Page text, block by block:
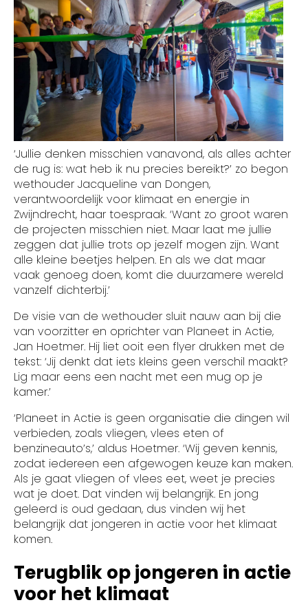
‘Jullie denken misschien vanavond, als alles achter
de rug is: wat heb ik nu precies bereikt?’ zo begon
wethouder Jacqueline van Dongen,
verantwoordelijk voor klimaat en energie in
Zwijndrecht, haar toespraak. ‘Want zo groot waren
de projecten misschien niet. Maar laat me jullie
zeggen dat jullie trots op jezelf mogen zijn. Want
alle kleine beetjes helpen. En als we dat maar
vaak genoeg doen, komt die duurzamere wereld
vanzelf dichterbij.’
De visie van de wethouder sluit nauw aan bij die
van voorzitter en oprichter van Planeet in Actie,
Jan Hoetmer. Hij liet ooit een flyer drukken met de
tekst: ‘Jij denkt dat iets kleins geen verschil maakt?
Lig maar eens een nacht met een mug op je
kamer.’
‘Planeet in Actie is geen organisatie die dingen wil
verbieden, zoals vliegen, vlees eten of
benzineauto’s,’ aldus Hoetmer. ‘Wij geven kennis,
zodat iedereen een afgewogen keuze kan maken.
Als je gaat vliegen of vlees eet, weet je precies
wat je doet. Dat vinden wij belangrijk. En jong
geleerd is oud gedaan, dus vinden wij het
belangrijk dat jongeren in actie voor het klimaat
komen.
Terugblik op jongeren in actie
voor het klimaat